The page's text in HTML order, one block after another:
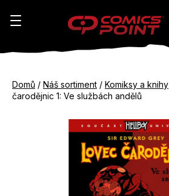
Domů / Náš sortiment / Komiksy a knihy
čarodějnic 1: Ve službách andělů
K
do
do